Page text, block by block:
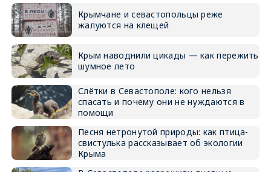
Крымчане и севастопольцы реже
жалуются на клещей
Крым наводнили цикады — как пережить
шумное лето
Слётки в Севастополе: кого нельзя
спасать и почему они не нуждаются в
помощи
Песня нетронутой природы: как птица-
свистулька рассказывает об экологии
Крыма